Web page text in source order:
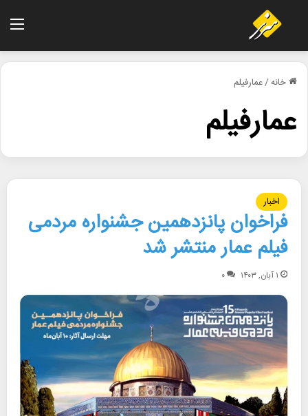
خانه/عمارفیلم
عمارفیلم
اخبار
فراخوان پانزدهمین جشنواره مردمی
فیلم عمار منتشر شد
۱ آبان, ۱۴۰۳ ۰